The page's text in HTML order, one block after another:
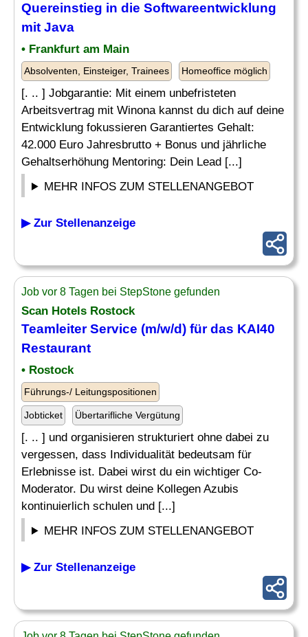
Quereinstieg in die Softwareentwicklung
mit Java
• Frankfurt am Main
Absolventen, Einsteiger, Trainees Homeoffice möglich
[. .. ] Jobgarantie: Mit einem unbefristeten
Arbeitsvertrag mit Winona kannst du dich auf deine
Entwicklung fokussieren Garantiertes Gehalt:
42.000 Euro Jahresbrutto + Bonus und jährliche
Gehaltserhöhung Mentoring: Dein Lead [...]
MEHR INFOS ZUM STELLENANGEBOT
▶ Zur Stellenanzeige
Job vor 8 Tagen bei StepStone gefunden
Scan Hotels Rostock
Teamleiter Service (m/w/d) für das KAI40
Restaurant
• Rostock
Führungs-/ Leitungspositionen
Jobticket Übertarifliche Vergütung
[. .. ] und organisieren strukturiert ohne dabei zu
vergessen, dass Individualität bedeutsam für
Erlebnisse ist. Dabei wirst du ein wichtiger Co-
Moderator. Du wirst deine Kollegen Azubis
kontinuierlich schulen und [...]
MEHR INFOS ZUM STELLENANGEBOT
▶ Zur Stellenanzeige